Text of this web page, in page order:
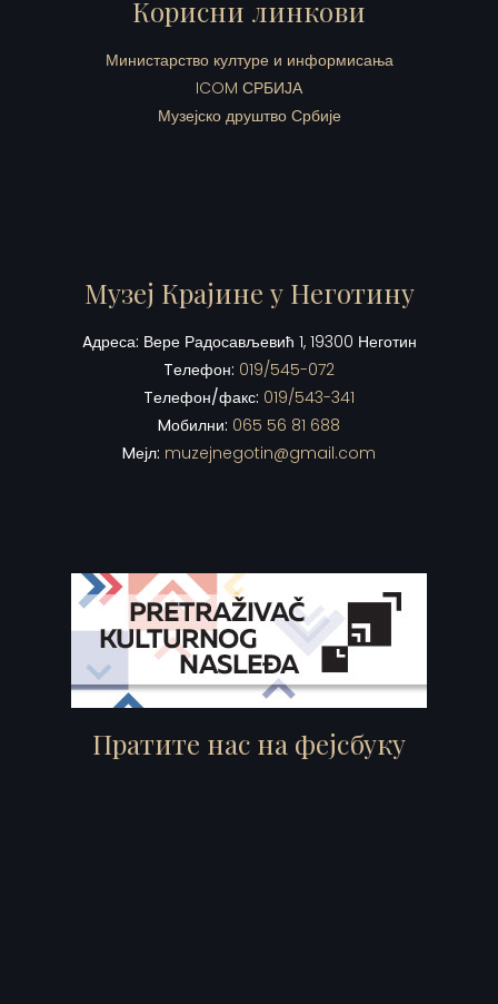
Корисни линкови
Министарство културе и информисања
ICOM СРБИЈА
Музејско друштво Србије
Музеј Крајине у Неготину
Aдреса: Вере Радосављевић 1, 19300 Неготин
Tелефон: 019/545-072
Tелефон/факс: 019/543-341
Mобилни: 065 56 81 688
Mејл: muzejnegotin@gmail.com
Пратите нас на фејсбуку